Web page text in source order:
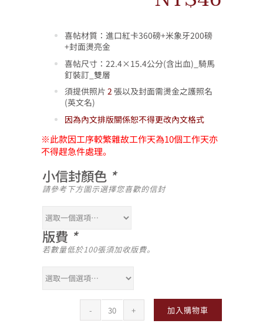
喜帖材質：進口紅卡360磅+米象牙200磅
+封面燙亮金
喜帖尺寸：22.4×15.4公分(含出血)_騎馬
釘裝訂_雙層
須提供照片2 張以及封面需燙金之護照名
(英文名)
因為內文排版關係恕不得更改內文格式
※此款因工序較繁雜故工作天為10個工作天亦
不得趕急件處理。
小信封顏色 *
請參考下方圖示選擇您喜歡的信封
版費 *
若數量低於100張須加收版費。
HI_PassPort2_加入購物車